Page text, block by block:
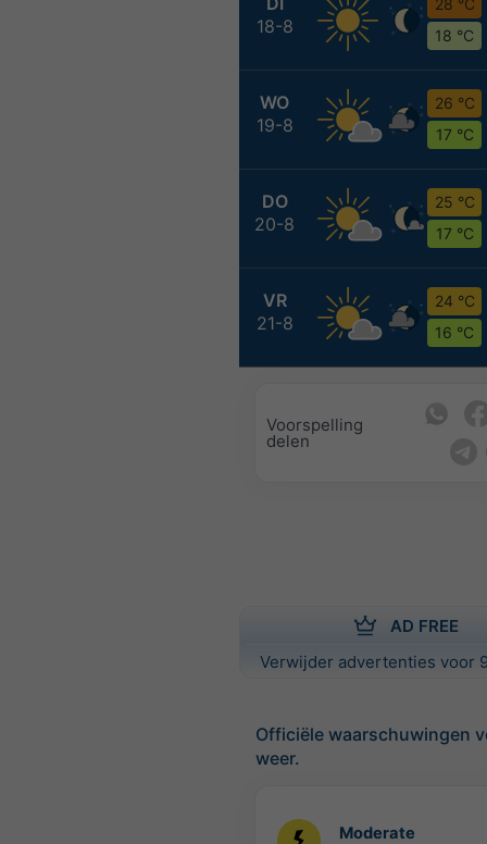
18-8
18 °C
WO
19-8
26 °C
17 °C
DO
20-8
25 °C
17 °C
VR
21-8
24 °C
16 °C
Voorspelling
delen
AD FREE
Verwijder advertenties voor
Officiële waarschuwingen
weer.
Moderate